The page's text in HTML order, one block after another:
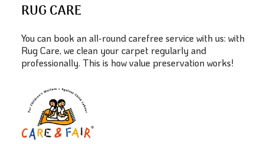
RUG CARE
You can book an all-round carefree service with us: with
Rug Care, we clean your carpet regularly and
professionally. This is how value preservation works!